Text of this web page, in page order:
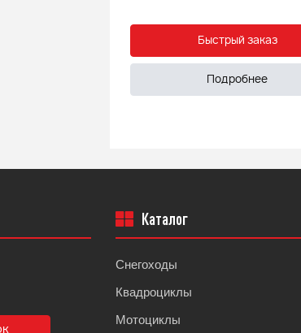
Быстрый заказ
Подробнее
Каталог
Снегоходы
Квадроциклы
Мотоциклы